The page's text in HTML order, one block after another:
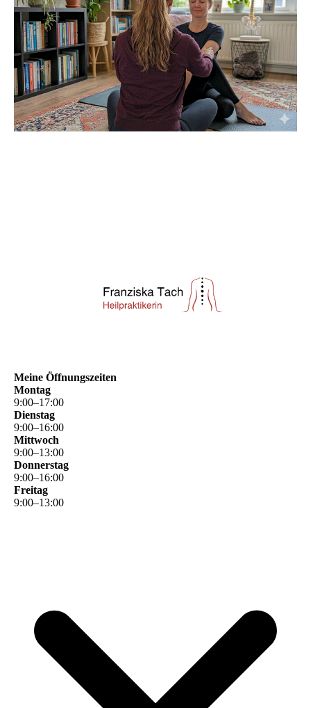
Meine Öffnungszeiten
Montag
9:00–17:00
Dienstag
9:00–16:00
Mittwoch
9:00–13:00
Donnerstag
9:00–16:00
Freitag
9:00–13:00